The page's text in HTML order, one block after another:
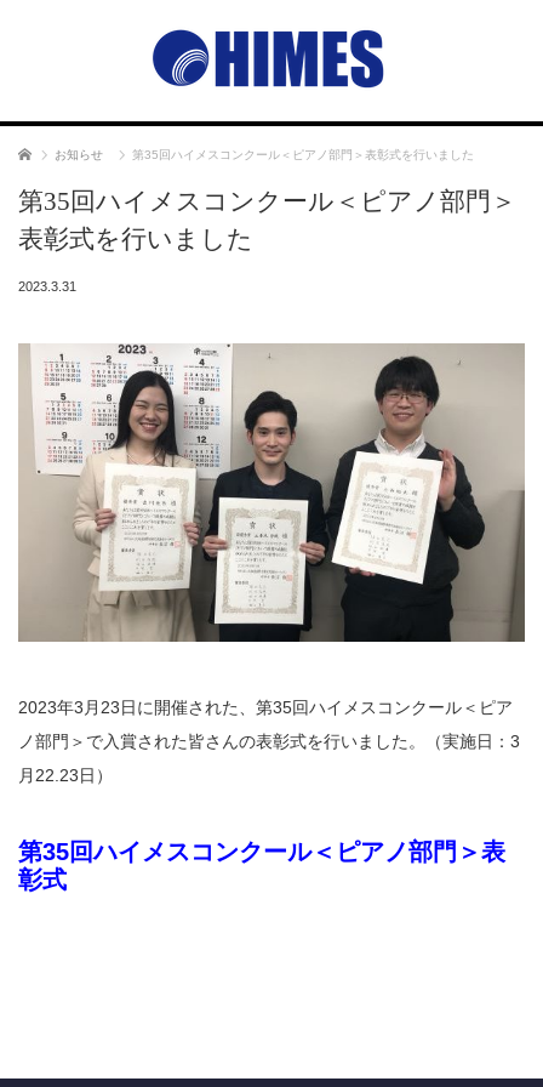
ホーム お知らせ 第35回ハイメスコンクール＜ピアノ部門＞表彰式を行いました
第35回ハイメスコンクール＜ピアノ部門＞
表彰式を行いました
2023.3.31
2023年3月23日に開催された、第35回ハイメスコンクール＜ピア
ノ部門＞で入賞された皆さんの表彰式を行いました。（実施日：3
月22.23日）
第35回ハイメスコンクール＜ピアノ部門＞表
彰式